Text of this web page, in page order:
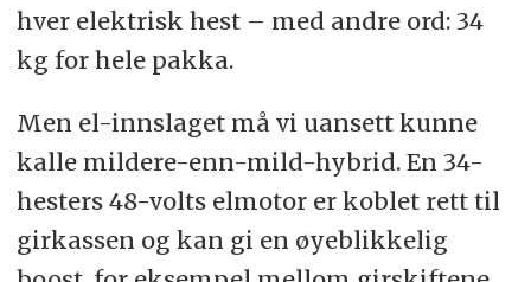
hver elektrisk hest – med andre ord: 34
kg for hele pakka.
Men el-innslaget må vi uansett kunne
kalle mildere-enn-mild-hybrid. En 34-
hesters 48-volts elmotor er koblet rett til
girkassen og kan gi en øyeblikkelig